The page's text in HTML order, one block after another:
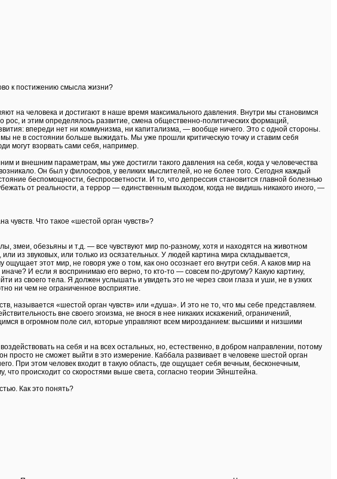
к постижению смысла жизни?
на человека и достигают в наше время максимального давления. Внутри мы становимся
и этим определялось развитие, смена общественно-политических формаций,
впереди нет ни коммунизма, ни капитализма, — вообще ничего. Это с одной стороны.
не в состоянии больше выжидать. Мы уже прошли критическую точку и ставим себя
могут взорвать сами себя, например.
и внешним параметрам, мы уже достигли такого давления на себя, когда у человечества
Он был у философов, у великих мыслителей, но не более того. Сегодня каждый
беспомощности, беспросветности. И то, что депрессия становится главной болезнью
от реальности, а террор — единственным выходом, когда не видишь никакого иного, —
чувств. Что такое «шестой орган чувств»?
змеи, обезьяны и т.д. — все чувствуют мир по-разному, хотя и находятся на животном
из звуковых, или только из осязательных. У людей картина мира складывается,
этот мир, не говоря уже о том, как оно осознает его внутри себя. А каков мир на
И если я воспринимаю его верно, то кто-то — совсем по-другому? Какую картину,
из своего тела. Я должен услышать и увидеть это не через свои глаза и уши, не в узких
ни чем не ограниченное восприятие.
называется «шестой орган чувств» или «душа». И это не то, что мы себе представляем.
вне своего эгоизма, не внося в нее никаких искажений, ограничений,
в огромном поле сил, которые управляют всем мирозданием: высшими и низшими
на себя и на всех остальных, но, естественно, в добром направлении, потому
просто не сможет выйти в это измерение. Каббала развивает в человеке шестой орган
При этом человек входит в такую область, где ощущает себя вечным, бесконечным,
происходит со скоростями выше света, согласно теории Эйнштейна.
Как это понять?